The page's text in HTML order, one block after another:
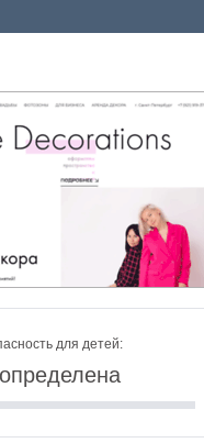
для детей: